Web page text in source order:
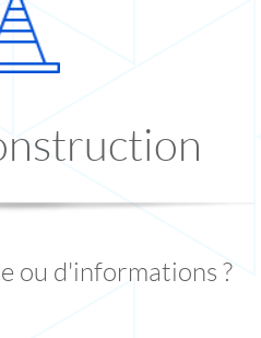
ou d'informations ?